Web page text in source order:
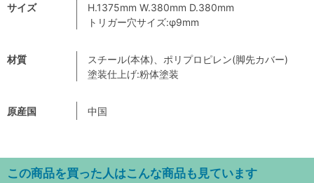
サイズ
H.1375mm W.380mm D.380mm
トリガー穴サイズ:φ9mm
材質
スチール(本体)、ポリプロピレン(脚先カバー)
塗装仕上げ:粉体塗装
原産国 中国
この商品を買った人はこんな商品も見ています